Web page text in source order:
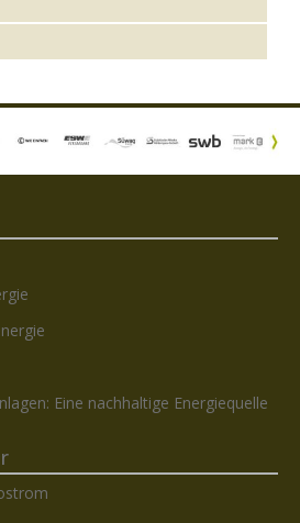
Eine nachhaltige Energiequelle